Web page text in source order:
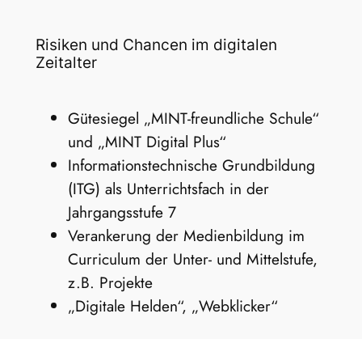
Risiken und Chancen im digitalen
Zeitalter
Gütesiegel „MINT-freundliche Schule“
und „MINT Digital Plus“
Informationstechnische Grundbildung
(ITG) als Unterrichtsfach in der
Jahrgangsstufe 7
Verankerung der Medienbildung im
Curriculum der Unter- und Mittelstufe,
z.B. Projekte
„Digitale Helden“, „Webklicker“